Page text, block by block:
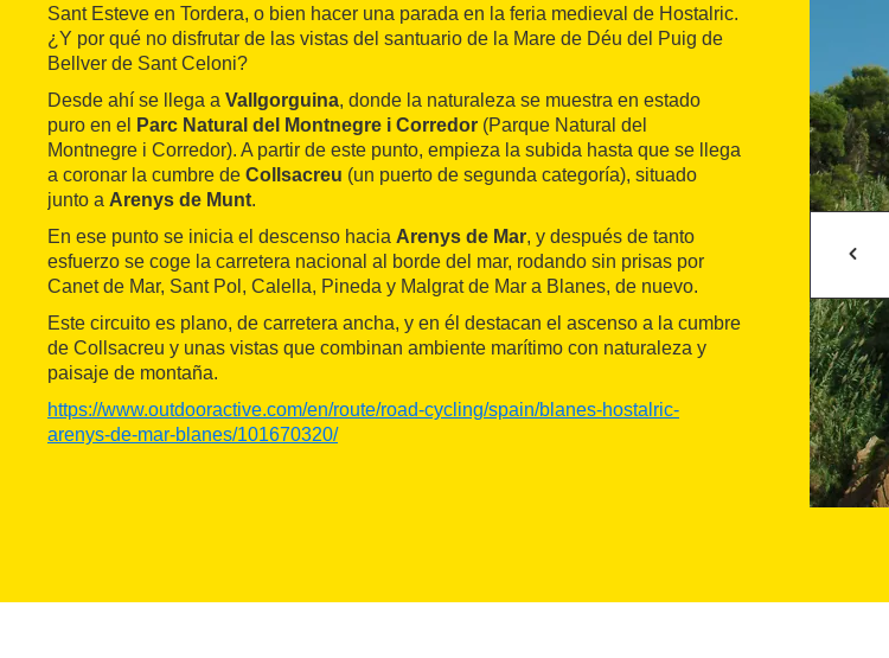
Sant Esteve en Tordera, o bien hacer una parada en la feria medieval de Hostalric.
¿Y por qué no disfrutar de las vistas del santuario de la Mare de Déu del Puig de
Bellver de Sant Celoni?
Desde ahí se llega a Vallgorguina, donde la naturaleza se muestra en estado
puro en el
Parc Natural del Montnegre i Corredor (Parque Natural del
Montnegre i Corredor). A partir de este punto, empieza la subida hasta que se llega
a coronar la cumbre de Collsacreu (un puerto de segunda categoría), situado
junto a Arenys de Munt.
En ese punto se inicia el descenso hacia Arenys de Mar, y después de tanto
esfuerzo se coge la carretera nacional al borde del mar, rodando sin prisas por
Canet de Mar, Sant Pol, Calella, Pineda y Malgrat de Mar a Blanes, de nuevo.
Este circuito es plano, de carretera ancha, y en él destacan el ascenso a la cumbre
de Collsacreu y unas vistas que combinan ambiente marítimo con naturaleza y
paisaje de montaña.
https://www.outdooractive.com/en/route/road-cycling/spain/blanes-hostalric-
arenys-de-mar-blanes/101670320/